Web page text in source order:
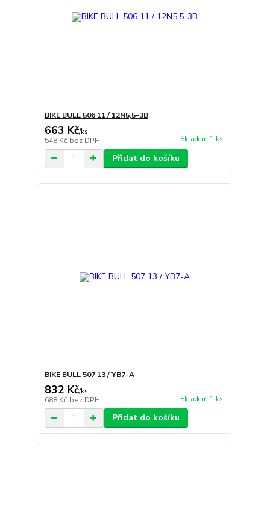
BIKE BULL 506 11 / 12N5,5-3B
663 Kč/ks
548 Kč bez DPH Skladem 1 ks
Přidat do košíku
BIKE BULL 507 13 / YB7-A
832 Kč/ks
688 Kč bez DPH Skladem 1 ks
Přidat do košíku